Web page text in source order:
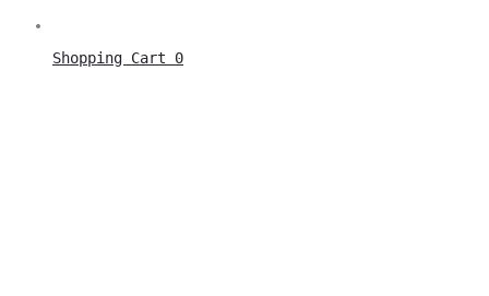
Shopping Cart 0